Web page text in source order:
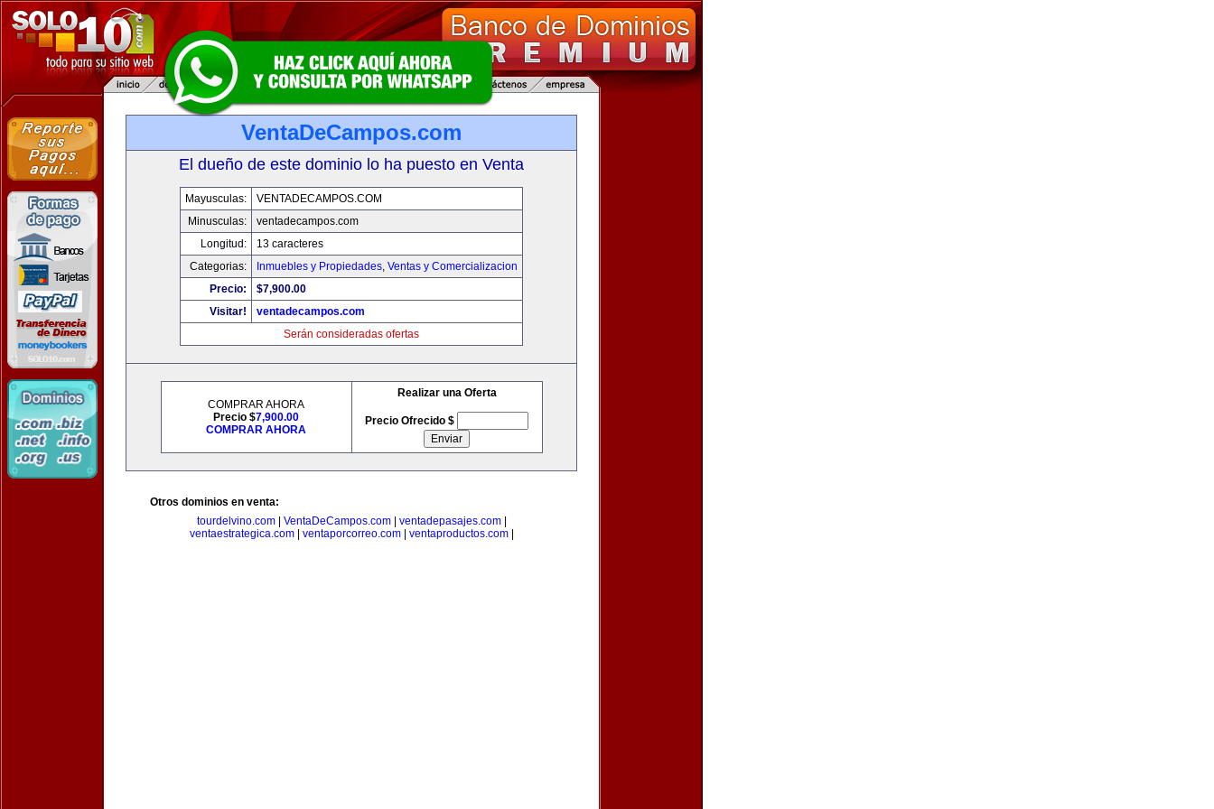
VentaDeCampos.com
El dueño de este dominio lo ha puesto en Venta
Mayusculas:
VENTADECAMPOS.COM
Minusculas:
ventadecampos.com
Longitud:
13 caracteres
Categorias:
Inmuebles y Propiedades, Ventas y Comercializacion
Precio:
$7,900.00
Visitar!
ventadecampos.com
Serán consideradas ofertas
COMPRAR AHORA
Precio $7,900.00
COMPRAR AHORA
Realizar una Oferta
Precio Ofrecido $
Otros dominios en venta:
tourdelvino.com| VentaDeCampos.com| ventadepasajes.com|
ventaestrategica.com| ventaporcorreo.com| ventaproductos.com|